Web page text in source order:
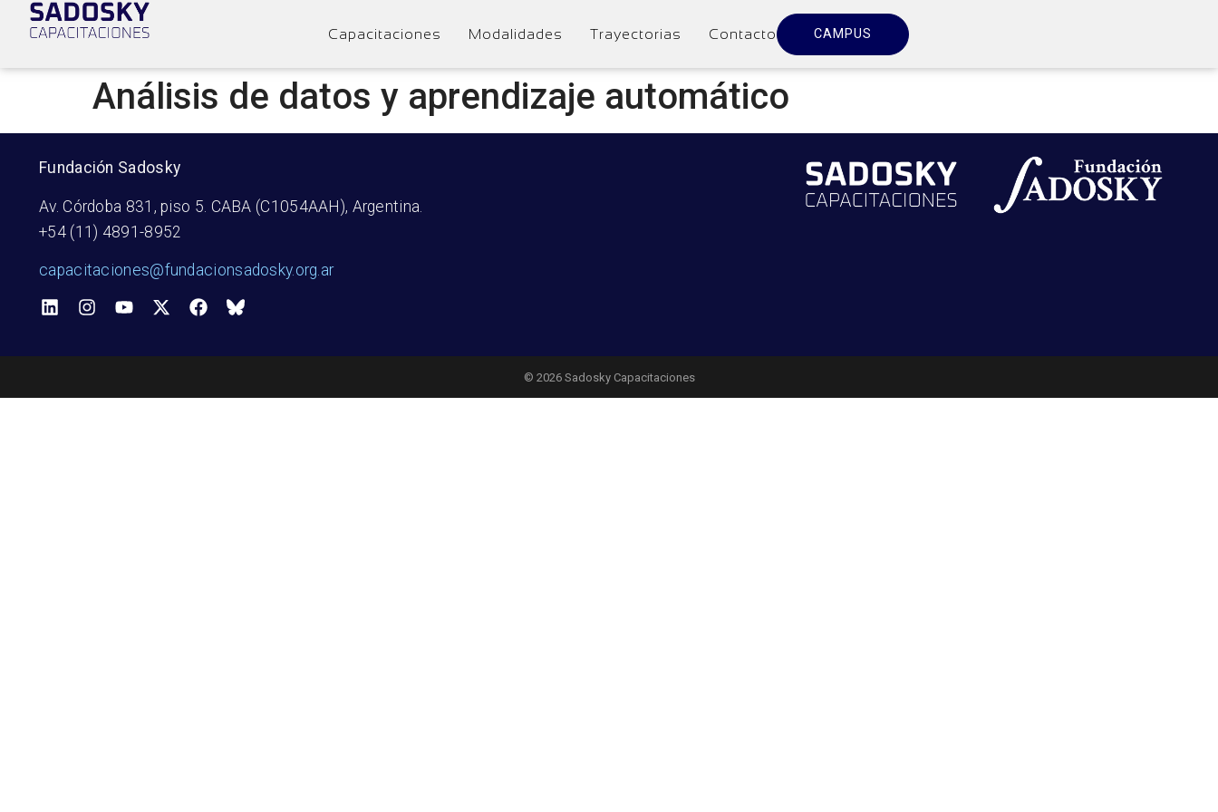
Capacitaciones Modalidades Trayectorias Contacto CAMPUS
Análisis de datos y aprendizaje automático
Fundación Sadosky
Av. Córdoba 831, piso 5. CABA (C1054AAH), Argentina.
+54 (11) 4891-8952
capacitaciones@fundacionsadosky.org.ar
© 2026 Sadosky Capacitaciones